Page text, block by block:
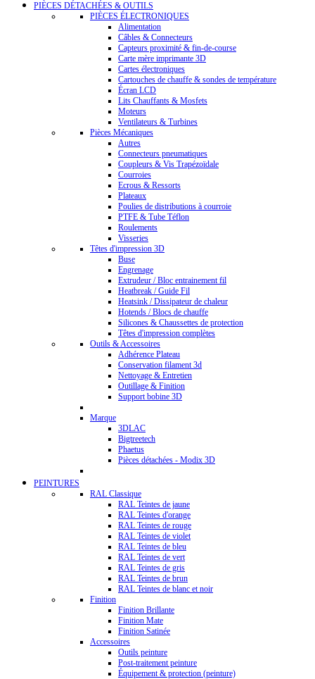
PIÈCES DÉTACHÉES & OUTILS
PIÈCES ÉLECTRONIQUES
Alimentation
Câbles & Connecteurs
Capteurs proximité & fin-de-course
Carte mère imprimante 3D
Cartes électroniques
Cartouches de chauffe & sondes de température
Écran LCD
Lits Chauffants & Mosfets
Moteurs
Ventilateurs & Turbines
Pièces Mécaniques
Autres
Connecteurs pneumatiques
Coupleurs & Vis Trapézoïdale
Courroies
Ecrous & Ressorts
Plateaux
Poulies de distributions à courroie
PTFE & Tube Téflon
Roulements
Visseries
Têtes d'impression 3D
Buse
Engrenage
Extrudeur / Bloc entrainement fil
Heatbreak / Guide Fil
Heatsink / Dissipateur de chaleur
Hotends / Blocs de chauffe
Silicones & Chaussettes de protection
Têtes d'impression complètes
Outils & Accessoires
Adhérence Plateau
Conservation filament 3d
Nettoyage & Entretien
Outillage & Finition
Support bobine 3D
Marque
3DLAC
Bigtreetech
Phaetus
Pièces détachées - Modix 3D
PEINTURES
RAL Classique
RAL Teintes de jaune
RAL Teintes d'orange
RAL Teintes de rouge
RAL Teintes de violet
RAL Teintes de bleu
RAL Teintes de vert
RAL Teintes de gris
RAL Teintes de brun
RAL Teintes de blanc et noir
Finition
Finition Brillante
Finition Mate
Finition Satinée
Accessoires
Outils peinture
Post-traitement peinture
Équipement & protection (peinture)